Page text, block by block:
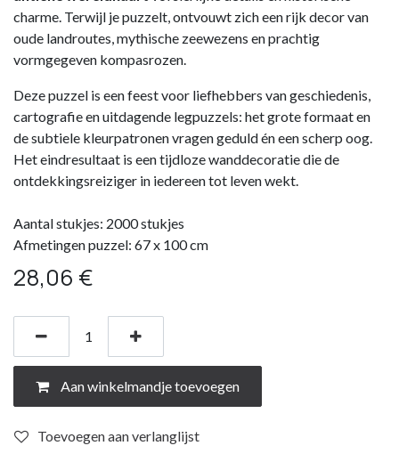
charme. Terwijl je puzzelt, ontvouwt zich een rijk decor van
oude landroutes, mythische zeewezens en prachtig
vormgegeven kompasrozen.
Deze puzzel is een feest voor liefhebbers van geschiedenis,
cartografie en uitdagende legpuzzels: het grote formaat en
de subtiele kleurpatronen vragen geduld én een scherp oog.
Het eindresultaat is een tijdloze wanddecoratie die de
ontdekkingsreiziger in iedereen tot leven wekt.
Aantal stukjes: 2000 stukjes
Afmetingen puzzel: 67 x 100 cm
28,06 €
Aan winkelmandje toevoegen
Toevoegen aan verlanglijst